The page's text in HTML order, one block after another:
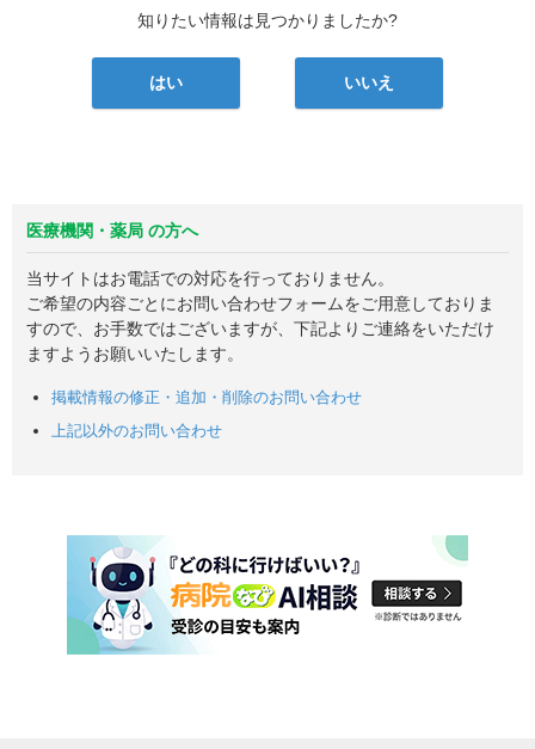
知りたい情報は見つかりましたか?
はい いいえ
医療機関・薬局 の方へ
当サイトはお電話での対応を行っておりません。
ご希望の内容ごとにお問い合わせフォームをご用意しておりま
すので、お手数ではございますが、下記よりご連絡をいただけ
ますようお願いいたします。
掲載情報の修正・追加・削除のお問い合わせ
上記以外のお問い合わせ